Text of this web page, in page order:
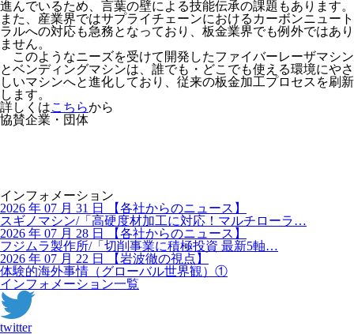
進んでいるため、言葉の壁による技能伝承の課題もあります。
また、産業界ではサプライチェーンにおけるカーボンニュート
ラルへの対応も急務となっており、板金業界でも例外ではあり
ません。
このようなニーズを受けて開発したファイバーレーザマシン
とベンディングマシンは、誰でも・どこでも使える環境にやさ
しいマシンへと進化しており、従来の板金加工プロセスを刷新
します。
詳しくはこちらから
協賛企業・団体
インフォメーション
2026 年 07 月 31 日
【各社からのニュース】
スギノマシン/「高硬度材加工に対応！マルチローラ…
2026 年 07 月 28 日
【各社からのニュース】
フジムラ製作所/「切削事業に積極投資 最新5軸…
2026 年 07 月 22 日
【岩波徹の視点】
体験的海外事情（グローバル世界観）①
インフォメーション一覧
twitter